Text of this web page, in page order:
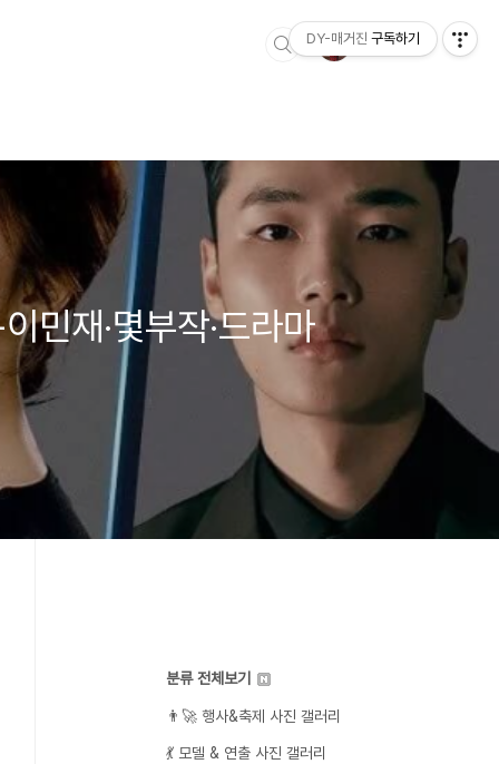
민재·몇부작·드라마
분류 전체보기
👨‍🚀 행사&축제 사진 갤러리
💃 모델 & 연출 사진 갤러리
DY-매거진 구독하기